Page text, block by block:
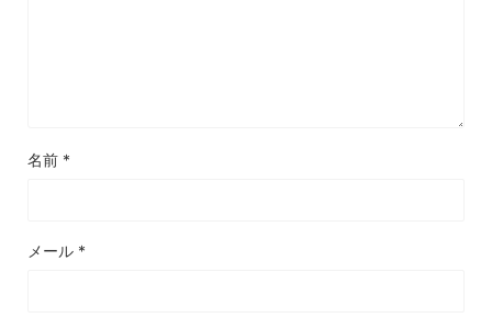
名前 *
メール *